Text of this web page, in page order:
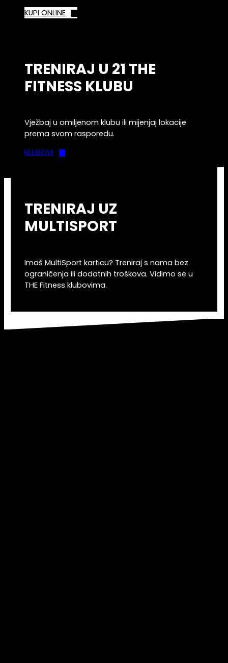
KUPI ONLINE
TRENIRAJ U 21 THE
FITNESS KLUBU
Vježbaj u omiljenom klubu ili mijenjaj lokacije
prema svom rasporedu.
KLUBOVI
TRENIRAJ UZ
MULTISPORT
Imaš MultiSport karticu? Treniraj s nama bez
ograničenja ili dodatnih troškova. Vidimo se u
THE Fitness klubovima.